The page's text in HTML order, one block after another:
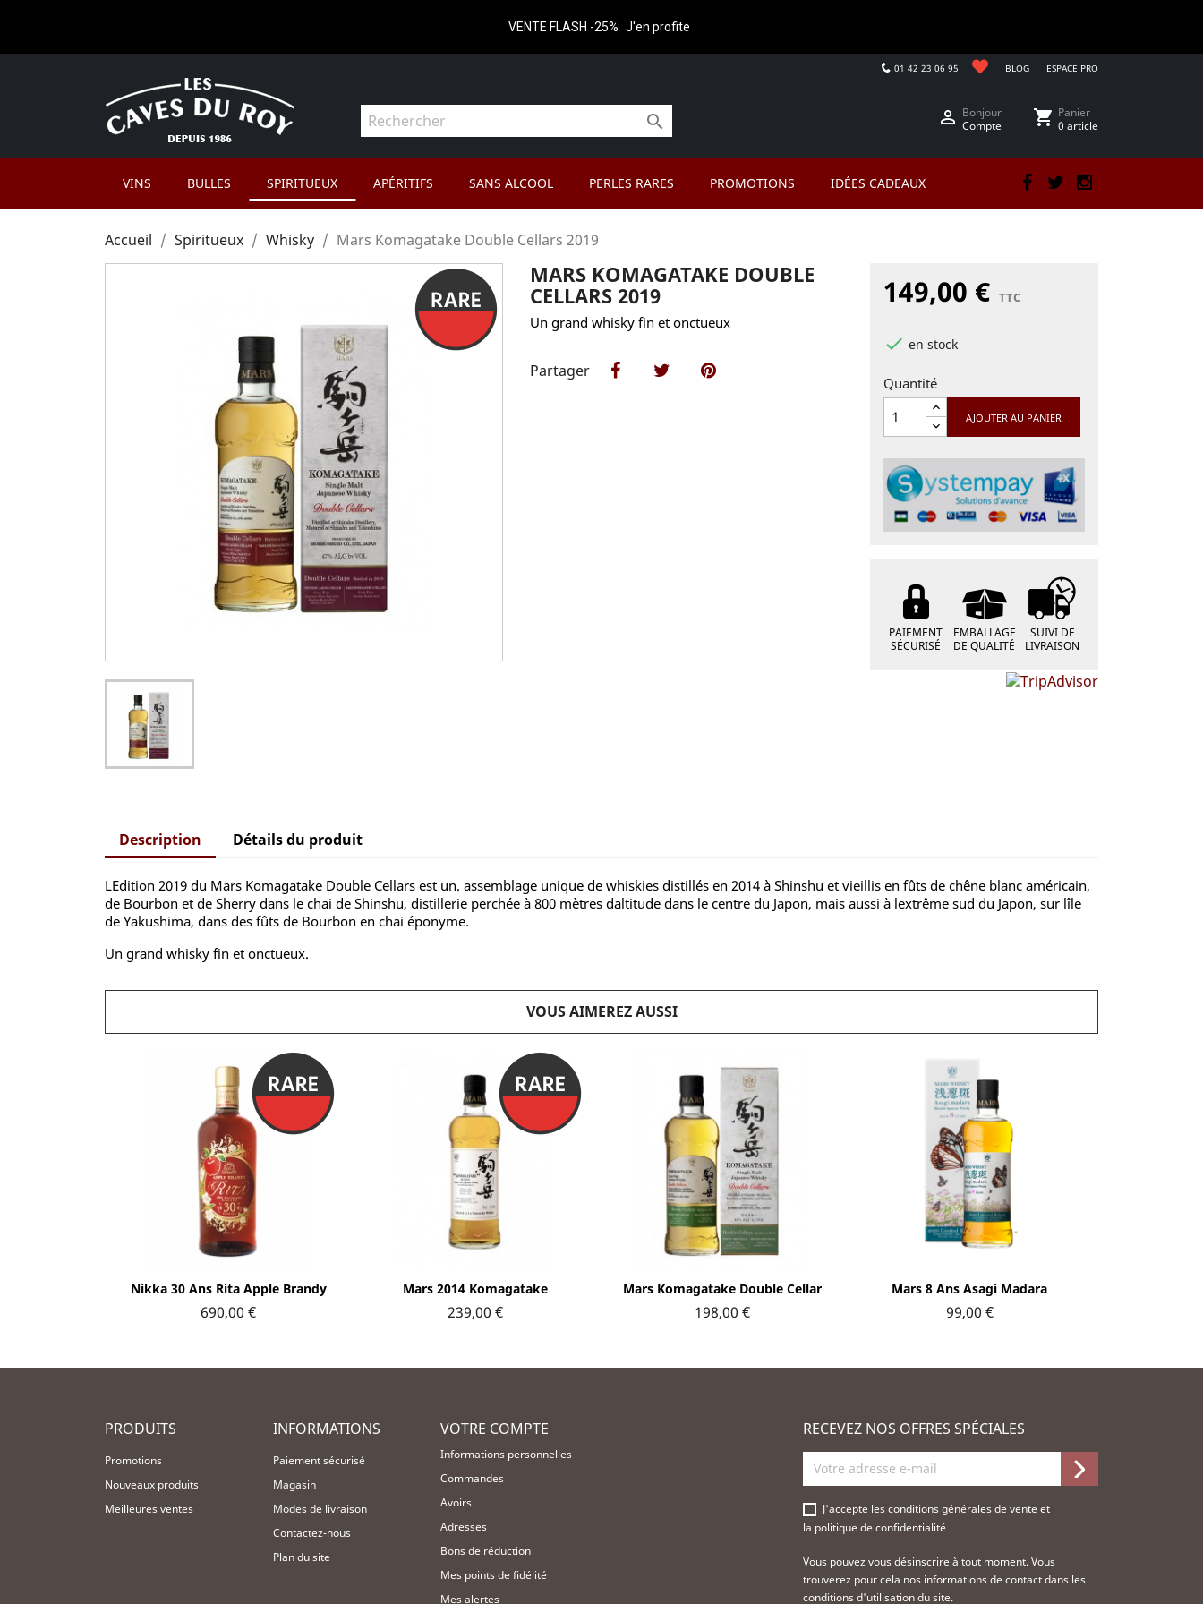
VENTE FLASH -25% J'en profite
BLOG ESPACE PRO
01 42 23 06 95
 shopping_cart Panier
0 article
 Bonjour
Compte
VINS BULLES SPIRITUEUX APÉRITIFS SANS ALCOOL PERLES RARES PROMOTIONS IDÉES CADEAUX Facebook
Accueil Spiritueux Whisky Mars Komagatake Double Cellars 2019
MARS KOMAGATAKE DOUBLE
CELLARS 2019
Un grand whisky fin et onctueux
Partager Partager Tweet
149,00 € TTC
 en stock
Quantité
AJOUTER AU PANIER
PAIEMENT
SÉCURISÉ
EMBALLAGE
DE QUALITÉ
SUIVI DE
LIVRAISON
Description Détails du produit
LEdition 2019 du Mars Komagatake Double Cellars est un. assemblage unique de whiskies distillés en 2014 à Shinshu et vieillis en fûts de chêne blanc américain,
de Bourbon et de Sherry dans le chai de Shinshu, distillerie perchée à 800 mètres daltitude dans le centre du Japon, mais aussi à lextrême sud du Japon, sur lîle
de Yakushima, dans des fûts de Bourbon en chai éponyme.
Un grand whisky fin et onctueux.
VOUS AIMEREZ AUSSI
Nikka 30 Ans Rita Apple Brandy
690,00 €
Aperçu rapide Mars 2014 Komagatake
239,00 €
Aperçu rapide Mars Komagatake Double Cellar
198,00 €
Aperçu rapide Mars 8 Ans Asagi Madara
99,00 €
Aperçu rapide
PRODUITS
Promotions
Nouveaux produits
Meilleures ventes
INFORMATIONS
Paiement sécurisé
Magasin
Modes de livraison
Contactez-nous
Plan du site
VOTRE COMPTE
Informations personnelles
Commandes
Avoirs
Adresses
Bons de réduction
Mes points de fidélité
Mes alertes
RECEVEZ NOS OFFRES SPÉCIALES
J'accepte lesconditions générales de vente et
la politique de confidentialité
Vous pouvez vous désinscrire à tout moment. Vous
trouverez pour cela nos informations de contact dans les
conditions d'utilisation du site.